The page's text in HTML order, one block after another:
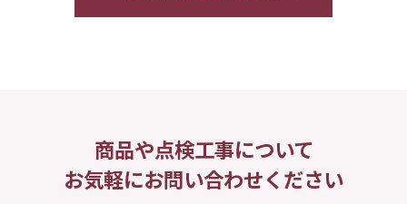
商品や点検工事について
お気軽にお問い合わせください